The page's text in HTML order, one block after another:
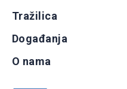
Tražilica
Događanja
O nama